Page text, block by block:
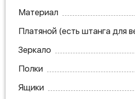
Материал
Платяной (есть штанга для
Зеркало
Полки
Ящики